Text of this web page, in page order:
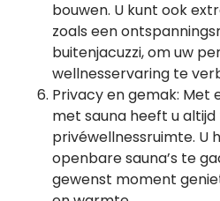
bouwen. U kunt ook
zoals een
buitenjacuzzi, om uw
wellnesservaring te
Privacy en gemak: Met
met sauna heeft u
privéwellnessruimte. U
openbare sauna’s te
gewenst moment